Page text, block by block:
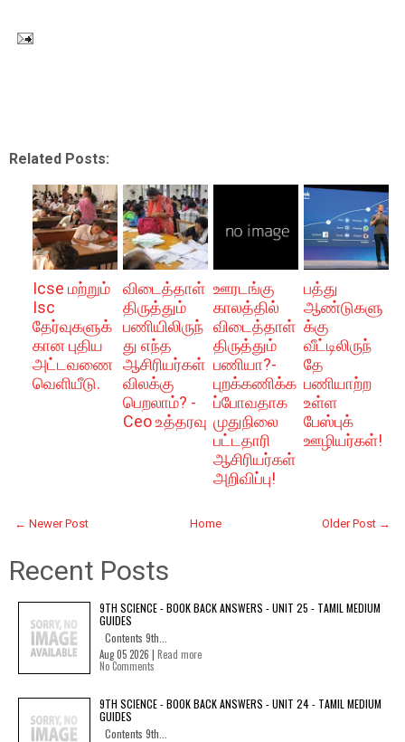
Related Posts:
Icse மற்றும்
Isc
தேர்வுகளுக்
கான புதிய
அட்டவணை
வெளியீடு.
விடைத்தாள்
திருத்தும்
பணியிலிருந்
து எந்த
ஆசிரியர்கள்
விலக்கு
பெறலாம்? -
Ceo உத்தரவு
ஊரடங்கு
காலத்தில்
விடைத்தாள்
திருத்தும்
பணியா?-
புறக்கணிக்க
ப்போவதாக
முதுநிலை
பட்டதாரி
ஆசிரியர்கள்
அறிவிப்பு!
பத்து
ஆண்டுகளு
க்கு
வீட்டிலிருந்
தே
பணியாற்ற
உள்ள
பேஸ்புக்
ஊழியர்கள்!
← Newer Post Older Post →
Home
Recent Posts
9TH SCIENCE - BOOK BACK ANSWERS - UNIT 25 - TAMIL MEDIUM
GUIDES
Contents 9th...
Aug 05 2026 | Read more
No Comments
9TH SCIENCE - BOOK BACK ANSWERS - UNIT 24 - TAMIL MEDIUM
GUIDES
Contents 9th...